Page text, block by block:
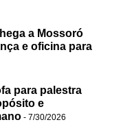
a Mossoró
e oficina para
para palestra
e
- 7/30/2026